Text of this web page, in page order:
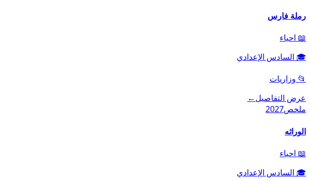
رملة فارس
📖 احياء
🎓 السادس الإعدادي
📂 وزاريات
عرض التفاصيل←
ملخص2027
الوراثه
📖 احياء
🎓 السادس الإعدادي